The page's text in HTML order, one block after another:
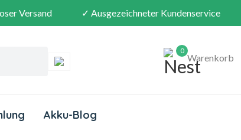
Versand ✓ Ausgezeichneter Kundenservice
0
Warenkorb
Akku-Blog